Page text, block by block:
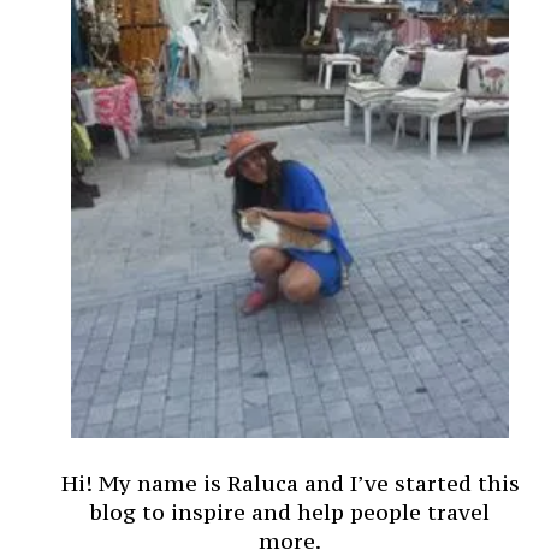
Hi! My name is Raluca and I’ve started this
blog to inspire and help people travel
more.